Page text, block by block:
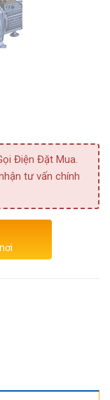
lượng
Điện Đặt Mua.
tư vấn chính